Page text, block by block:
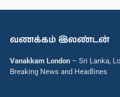
வணக்கம் இலண்டன்
Vanakkam London – Sri Lanka,
Breaking News and Headlines